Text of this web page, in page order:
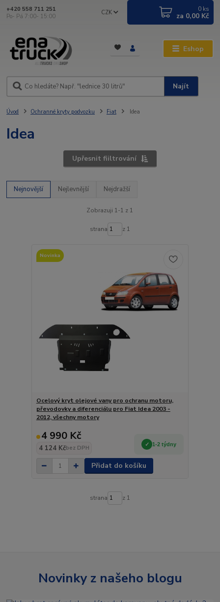
Eshop
CZK
Najít
+420 558 711 251
Po- Pá 7:00- 15:00
0 ks
za 0,00 Kč
Úvod Ochranné kryty podvozku Fiat Idea
Idea
Upřesnit fiiltrování
Nejnovější Nejlevnější Nejdražší
Zobrazuji 1-1 z 1
strana z 1
Novinka
Ocelový kryt olejové vany pro ochranu motoru,
převodovky a diferenciálu pro Fiat Idea 2003 -
2012, všechny motory
4 990 Kč
4 124 Kčbez DPH
1-2 týdny
Přidat do košíku
strana z 1
Novinky z našeho blogu